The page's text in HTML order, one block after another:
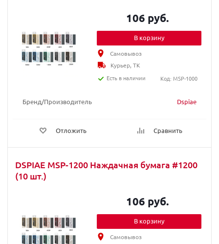
Бренд/Производитель Dspiae
Отложить Сравнить
106 руб.
В корзину
Самовывоз
Курьер, ТК
Есть в наличии
Код: MSP-1000
DSPIAE MSP-1200 Наждачная бумага #1200
(10 шт.)
106 руб.
В корзину
Самовывоз